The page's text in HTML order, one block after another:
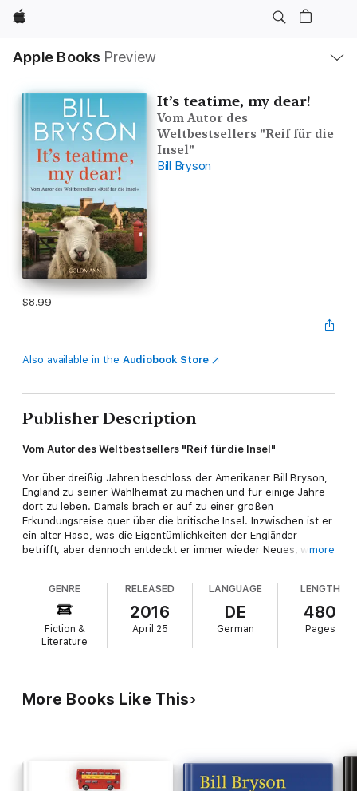
Apple
Apple Books Preview
Nav
Open
Menu
It’s teatime, my dear!
Vom Autor des
Weltbestsellers "Reif für die
Insel"
Bill Bryson
$8.99
Also available in the Audiobook Store
Publisher Description
Vom Autor des Weltbestsellers "Reif für die Insel"
Vor über dreißig Jahren beschloss der Amerikaner Bill Bryson,
England zu seiner Wahlheimat zu machen und für einige Jahre
dort zu leben. Damals brach er auf zu einer großen
Erkundungsreise quer über die britische Insel. Inzwischen ist er
ein alter Hase, was die Eigentümlichkeiten der Engländer
betrifft, aber dennoch entdeckt er immer wieder Neues, was
Cape Wrath, vom englischen Teehaus bis zum schottischen
Pub, von der kleinsten Absteige bis zum noblen Hotel, Bryson
lässt nichts aus und beantwortet zahlreiche Fragen. Wie heißt
der Big Ben eigentlich wirklich? Wer war Mr. Everest? Warum
verstehen sich Amerikaner und Engländer nur bedingt? Bill
macht, und begibt sich auf den Weg – schließlich ist er wieder
reif für die Insel!
more
GENRE
Fiction &
Literature
RELEASED
2016
April 25
LANGUAGE
DE
German
LENGTH
480
Pages
More Books Like This